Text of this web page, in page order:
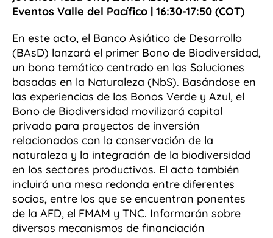
Eventos Valle del Pacífico | 16:30-17:50 (COT)
En este acto, el Banco Asiático de Desarrollo
(BAsD) lanzará el primer Bono de Biodiversidad,
un bono temático centrado en las Soluciones
basadas en la Naturaleza (NbS). Basándose en
las experiencias de los Bonos Verde y Azul, el
Bono de Biodiversidad movilizará capital
privado para proyectos de inversión
relacionados con la conservación de la
naturaleza y la integración de la biodiversidad
en los sectores productivos. El acto también
incluirá una mesa redonda entre diferentes
socios, entre los que se encuentran ponentes
de la AFD, el FMAM y TNC. Informarán sobre
diversos mecanismos de financiación